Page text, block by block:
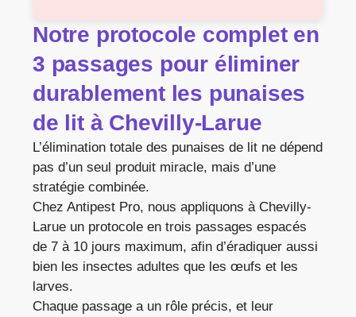
Notre protocole complet en
3 passages pour éliminer
durablement les punaises
de lit à Chevilly-Larue
L’élimination totale des punaises de lit ne dépend
pas d’un seul produit miracle, mais d’une
stratégie combinée.
Chez Antipest Pro, nous appliquons à Chevilly-
Larue un protocole en trois passages espacés
de 7 à 10 jours maximum, afin d’éradiquer aussi
bien les insectes adultes que les œufs et les
larves.
Chaque passage a un rôle précis, et leur